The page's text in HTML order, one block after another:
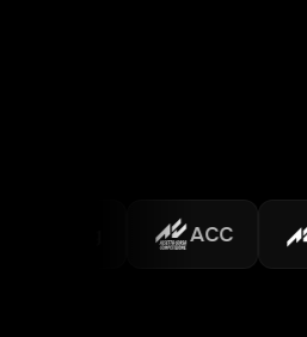
ACC